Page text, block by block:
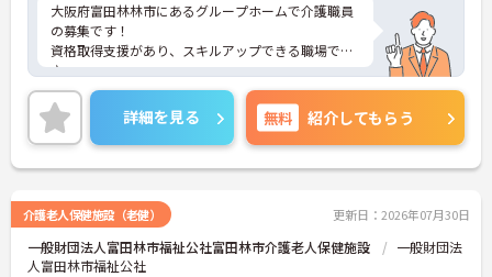
大阪府富田林林市にあるグループホームで介護職員
の募集です！
資格取得支援があり、スキルアップできる職場です
♪
また、最寄駅から徒歩10分圏内でマイカー通勤もOK
なので、ご自身のライフスタイルに合わせた交通手
段が選べます◎
ご興味ある方は面接ポイントをお伝えしますので、
お気軽にご連絡ください。
詳細を見る 無料 紹介してもらう
介護老人保健施設（老健） 更新日：2026年07月30日
一般財団法人富田林市福祉公社富田林市介護老人保健施設
一般財団法
人富田林市福祉公社